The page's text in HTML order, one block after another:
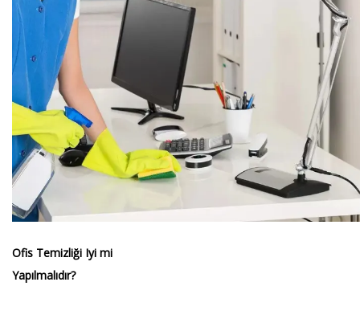
Ofis Temizliği Iyi mi
Yapılmalıdır?